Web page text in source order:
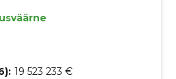
19 523 233 €